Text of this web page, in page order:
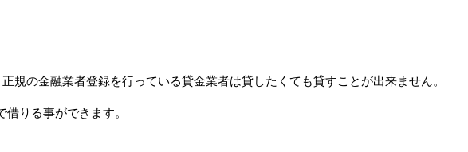
の金融業者登録を行っている貸金業者は貸したくても貸すことが出来ません。
りる事ができます。